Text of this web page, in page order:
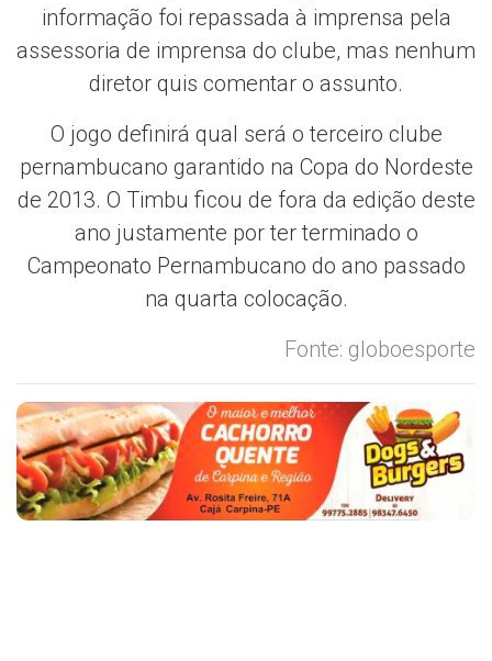
informação foi repassada à imprensa pela
assessoria de imprensa do clube, mas nenhum
diretor quis comentar o assunto.
O jogo definirá qual será o terceiro clube
pernambucano garantido na Copa do Nordeste
de 2013. O Timbu ficou de fora da edição deste
ano justamente por ter terminado o
Campeonato Pernambucano do ano passado
na quarta colocação.
Fonte: globoesporte